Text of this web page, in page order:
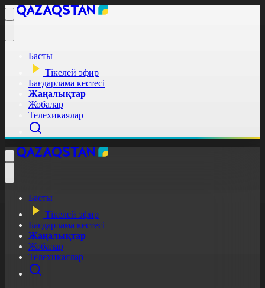
Басты
Тікелей эфир
Бағдарлама кестесі
Жаңалықтар
Жобалар
Телехикаялар
Басты
Тікелей эфир
Бағдарлама кестесі
Жаңалықтар
Жобалар
Телехикаялар